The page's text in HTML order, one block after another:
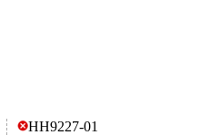
HH9227-01